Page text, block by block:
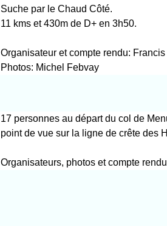
Suche par le Chaud Côté.
11 kms et 430m de D+ en 3h50.
Organisateur et compte rendu: Francis
Photos: Michel Febvay
17 personnes au départ du col de
point de vue sur la ligne de crête des
Organisateurs, photos et compte